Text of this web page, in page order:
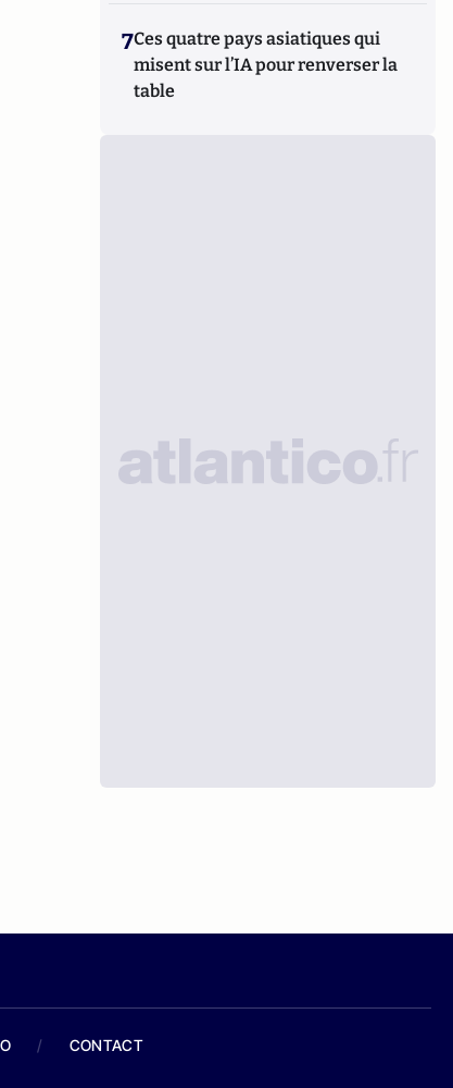
7Ces quatre pays asiatiques qui
misent sur l’IA pour renverser la
table
/ CONTACT